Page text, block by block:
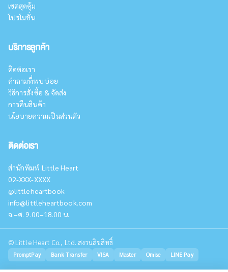
เซตสุดคุ้ม
โปรโมชั่น
บริการลูกค้า
ติดต่อเรา
คำถามที่พบบ่อย
วิธีการสั่งซื้อ & จัดส่ง
การคืนสินค้า
นโยบายความเป็นส่วนตัว
ติดต่อเรา
สำนักพิมพ์ Little Heart
02-XXX-XXXX
@littleheartbook
info@littleheartbook.com
จ.–ศ. 9.00–18.00 น.
© Little Heart Co., Ltd. สงวนลิขสิทธิ์
PromptPay Bank Transfer VISA Master Omise LINE Pay